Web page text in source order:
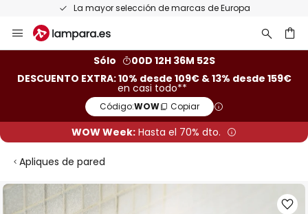
La mayor selección de marcas de Europa
al
Sólo
00D 12H 36M 51S
DESCUENTO EXTRA: 10% desde 109€ & 13% desde 159€
en casi todo**
Código:WOW Copiar
WOW Week: Hasta el 70% dto.
Apliques de pared
Saltar